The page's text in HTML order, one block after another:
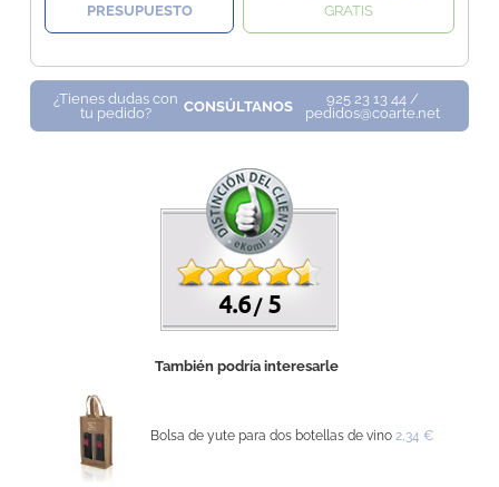
PRESUPUESTO
GRATIS
¿Tienes dudas con
tu pedido?
CONSÚLTANOS
925 23 13 44 /
pedidos@coarte.net
4.6 /5
También podría interesarle
Bolsa de yute para dos botellas de vino 2,34 €